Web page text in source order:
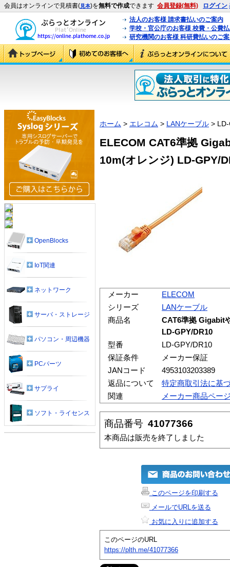
会員はオンラインで見積書(見本)を無料で作成できます 会員登録(無料) ログイン
法人のお客様 請求書払いのご案内
学校・官公庁のお客様 校費・公費
研究機関のお客様 科研費払いのご
ホーム > エレコム > LANケーブル >
ELECOM CAT6準拠
10m(オレンジ) LD-GPY/
メーカー
ELECOM
シリーズ
LANケーブル
商品名
CAT6準拠 Gigabit
LD-GPY/DR10
型番
LD-GPY/DR10
保証条件
メーカー保証
JANコード
4953103203389
返品について
特定商取引法に基
関連
メーカー商品ペー
商品番号 41077366
本商品は販売を終了しました
このページを印刷する
メールでURLを送る
お気に入りに追加する
このページのURL
https://plth.me/41077366
OpenBlocks
IoT関連
ネットワーク
サーバ・ストレージ
パソコン・周辺機器
PCパーツ
サプライ
ソフト・ライセンス